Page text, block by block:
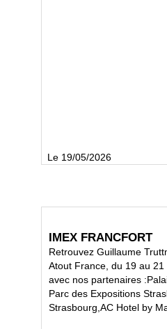
Le 19/05/2026
IMEX FRANCFORT
Retrouvez Guillaume
Atout France, du 19 au
avec nos partenaires
Parc des Expositions
Strasbourg,AC Hotel by